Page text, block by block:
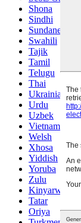
Shona
Sindhi
Sundanese
Swahili
Tajik
Tamil
Telugu
Thai
Ukrainian
Urdu
Uzbek
Vietnamese
Welsh
Xhosa
Yiddish
Yoruba
Zulu
Kinyarwanda
Tatar
Oriya